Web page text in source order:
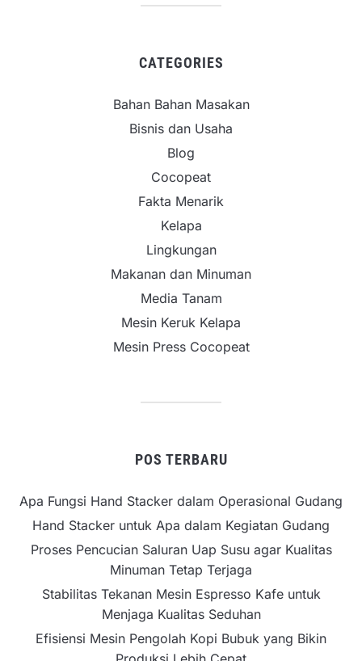
CATEGORIES
Bahan Bahan Masakan
Bisnis dan Usaha
Blog
Cocopeat
Fakta Menarik
Kelapa
Lingkungan
Makanan dan Minuman
Media Tanam
Mesin Keruk Kelapa
Mesin Press Cocopeat
POS TERBARU
Apa Fungsi Hand Stacker dalam Operasional Gudang
Hand Stacker untuk Apa dalam Kegiatan Gudang
Proses Pencucian Saluran Uap Susu agar Kualitas
Minuman Tetap Terjaga
Stabilitas Tekanan Mesin Espresso Kafe untuk
Menjaga Kualitas Seduhan
Efisiensi Mesin Pengolah Kopi Bubuk yang Bikin